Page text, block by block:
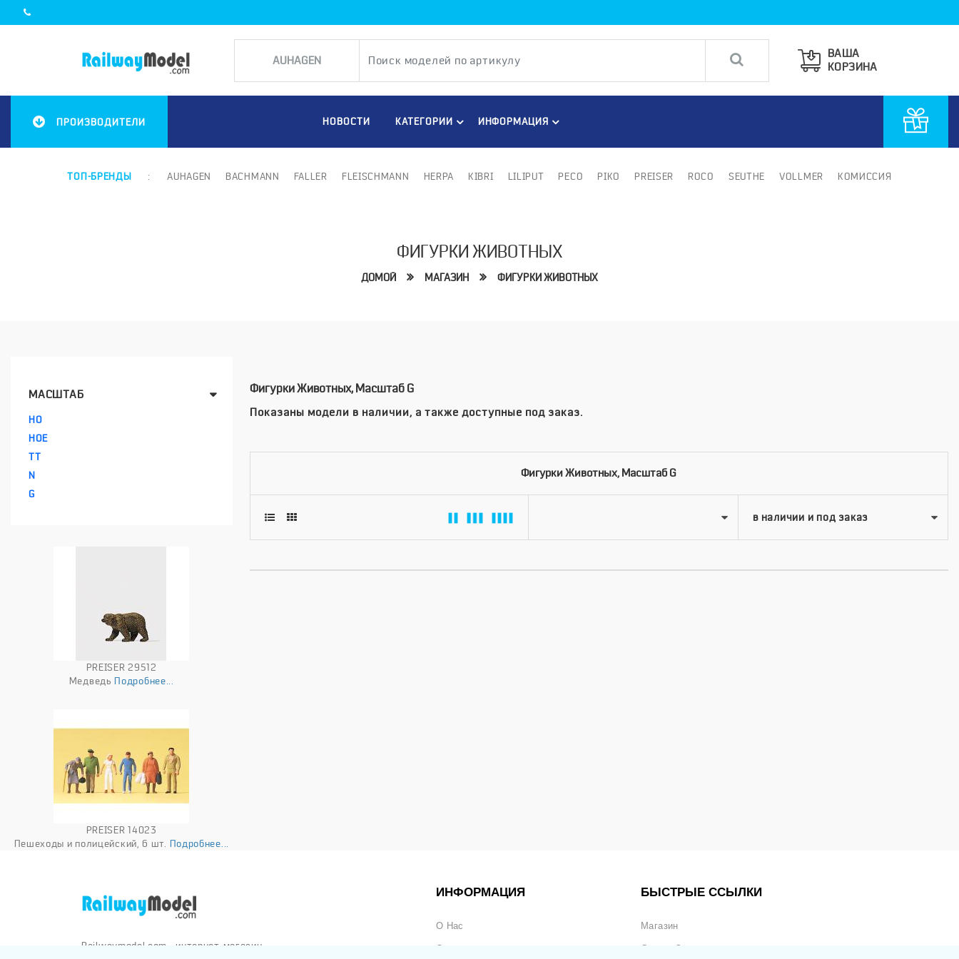
ВАША
КОРЗИНА
ПРОИЗВОДИТЕЛИ НОВОСТИ КАТЕГОРИИ ИНФОРМАЦИЯ
ТОП-БРЕНДЫ : AUHAGEN BACHMANN FALLER FLEISCHMANN HERPA KIBRI LILIPUT PECO PIKO PREISER ROCO SEUTHE VOLLMER КОМИССИЯ
ФИГУРКИ ЖИВОТНЫХ
ДОМОЙ МАГАЗИН ФИГУРКИ ЖИВОТНЫХ
МАСШТАБ
HO
HOE
TT
N
G
PREISER 29512
МедведьПодробнее...
PREISER 14023
Пешеходы и полицейский, 6 шт. Подробнее...
Фигурки Животных, Масштаб G
Показаны модели в наличии, а также доступные под заказ.
Фигурки Животных, Масштаб G
Railwaymodel.com - интернет-магазин
ИНФОРМАЦИЯ
О Нас
Оплата
БЫСТРЫЕ ССЫЛКИ
Магазин
Статус Заказа